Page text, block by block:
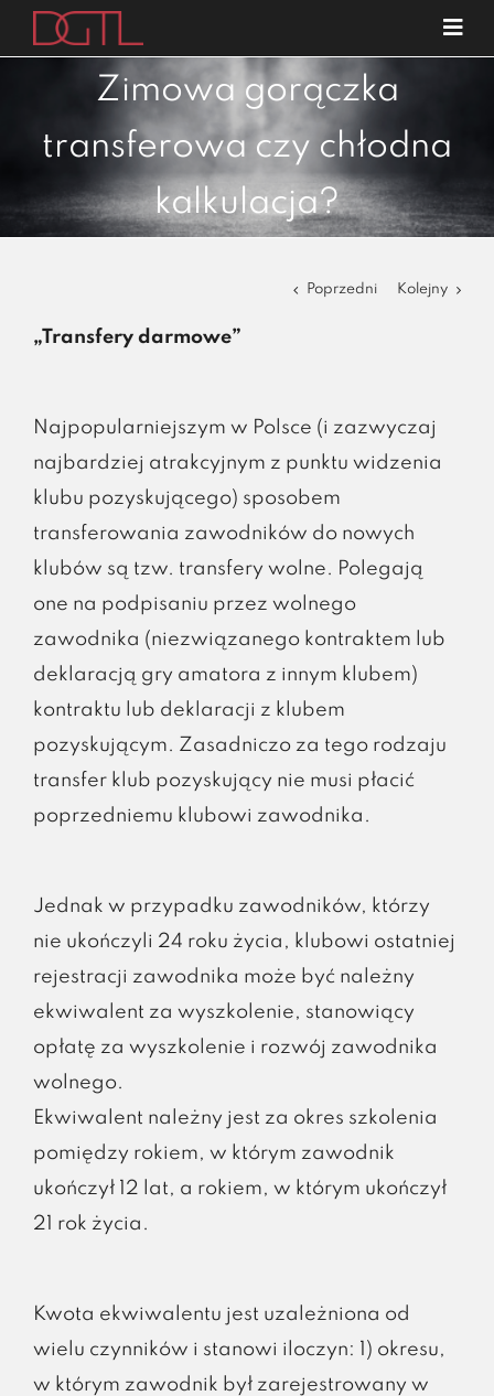
Przejdź
zawartości
publikacje
Zimowa gorączka
transferowa czy chłodna
kalkulacja?
Poprzedni Kolejny
„Transfery darmowe”
Najpopularniejszym w Polsce (i zazwyczaj
najbardziej atrakcyjnym z punktu widzenia
klubu pozyskującego) sposobem
transferowania zawodników do nowych
klubów są tzw. transfery wolne. Polegają
one na podpisaniu przez wolnego
zawodnika (niezwiązanego kontraktem lub
deklaracją gry amatora z innym klubem)
kontraktu lub deklaracji z klubem
pozyskującym. Zasadniczo za tego rodzaju
transfer klub pozyskujący nie musi płacić
poprzedniemu klubowi zawodnika.
Jednak w przypadku zawodników, którzy
nie ukończyli 24 roku życia, klubowi ostatniej
rejestracji zawodnika może być należny
ekwiwalent za wyszkolenie, stanowiący
opłatę za wyszkolenie i rozwój zawodnika
wolnego.
Ekwiwalent należny jest za okres szkolenia
pomiędzy rokiem, w którym zawodnik
ukończył 12 lat, a rokiem, w którym ukończył
21 rok życia.
Kwota ekwiwalentu jest uzależniona od
wielu czynników i stanowi iloczyn: 1) okresu,
w którym zawodnik był zarejestrowany w